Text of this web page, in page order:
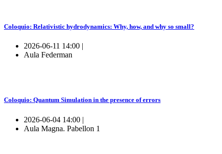
Coloquio: Relativistic hydrodynamics: Why, how, and why so small?
2026-06-11 14:00 |
Aula Federman
Coloquio: Quantum Simulation in the presence of errors
2026-06-04 14:00 |
Aula Magna. Pabellon 1